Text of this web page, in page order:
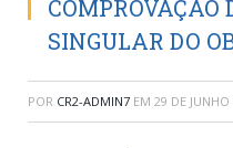
COMPROVAÇÃO
SINGULAR DO
POR CR2-ADMIN7 EM 29 DE JUNHO